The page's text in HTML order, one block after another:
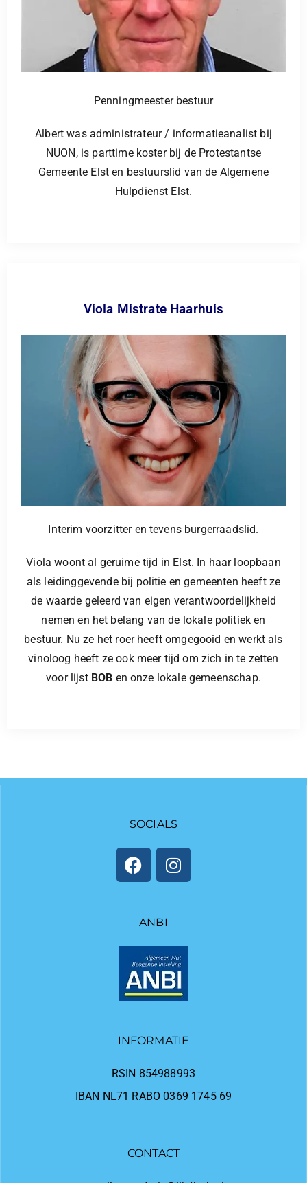
Penningmeester bestuur
Albert was administrateur / informatieanalist bij
NUON, is parttime koster bij de Protestantse
Gemeente Elst en bestuurslid van de Algemene
Hulpdienst Elst.
Viola Mistrate Haarhuis
Interim voorzitter en tevens burgerraadslid.
Viola woont al geruime tijd in Elst. In haar loopbaan
als leidinggevende bij politie en gemeenten heeft ze
de waarde geleerd van eigen verantwoordelijkheid
nemen en het belang van de lokale politiek en
bestuur. Nu ze het roer heeft omgegooid en werkt als
vinoloog heeft ze ook meer tijd om zich in te zetten
voor lijst BOB en onze lokale gemeenschap.
SOCIALS
ANBI
INFORMATIE
RSIN 854988993
IBAN NL71 RABO 0369 1745 69
CONTACT